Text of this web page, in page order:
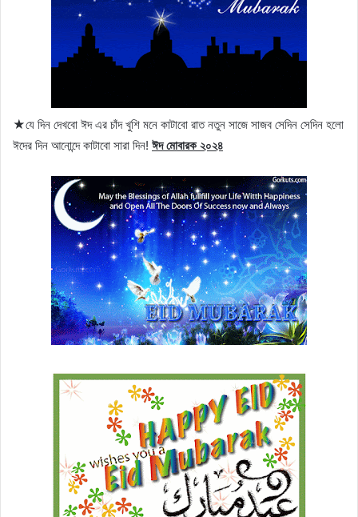
★যে দিন দেখবো ঈদ এর চাঁদ খুশি মনে কাটাবো রাত নতুন সাজে সাজব সেদিন সেদিন হলো
ঈদের দিন আনোন্দে কাটাবো সারা দিন! ঈদ মোবারক ২০২৪